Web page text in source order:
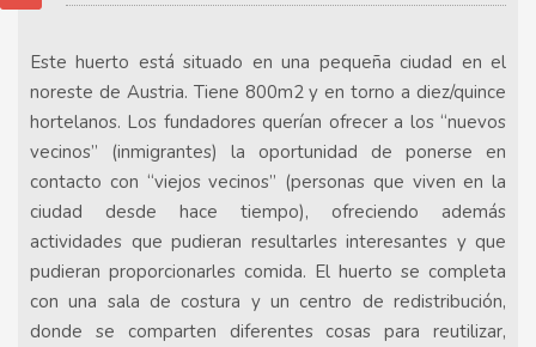
Este huerto está situado en una pequeña ciudad en el
noreste de Austria. Tiene 800m2 y en torno a diez/quince
hortelanos. Los fundadores querían ofrecer a los “nuevos
vecinos” (inmigrantes) la oportunidad de ponerse en
contacto con “viejos vecinos” (personas que viven en la
ciudad desde hace tiempo), ofreciendo además
actividades que pudieran resultarles interesantes y que
pudieran proporcionarles comida. El huerto se completa
con una sala de costura y un centro de redistribución,
donde se comparten diferentes cosas para reutilizar,